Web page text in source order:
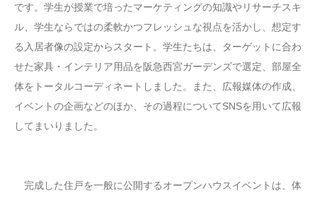
です。学生が授業で培ったマーケティングの知識やリサーチスキ
ル、学生ならではの柔軟かつフレッシュな視点を活かし、想定す
る入居者像の設定からスタート。学生たちは、ターゲットに合わ
せた家具・インテリア用品を阪急西宮ガーデンズで選定、部屋全
体をトータルコーディネートしました。また、広報媒体の作成、
イベントの企画などのほか、その過程についてSNSを用いて広報
してまいりました。
完成した住戸を一般に公開するオープンハウスイベントは、体